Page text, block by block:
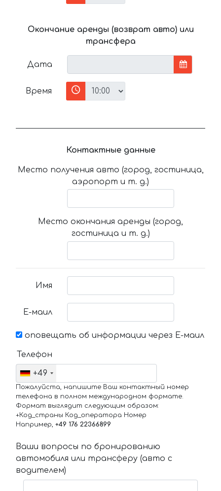
Окончание аренды (возврат авто) или
трансфера
Дата
Время
Контактные данные
Место получения авто (город, гостиница,
аэропорт и т. д.)
Место окончания аренды (город,
гостиница и т. д.)
Имя
Е-маил
оповещать об информации через Е-маил
Телефон
+49
Пожалуйста, напишите Ваш контактный номер
телефона в полном международном формате.
Формат выглядит следующим образом:
+Код_страны Код_оператора Номер
Например, +49 176 22366899
Ваши вопросы по бронированию
автомобиля или трансферу (авто с
водителем)